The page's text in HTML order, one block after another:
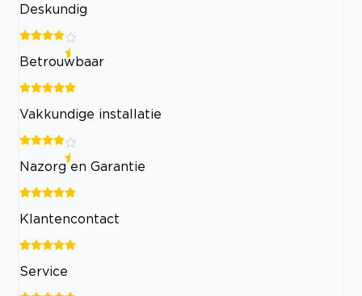
Deskundig
Betrouwbaar
Vakkundige installatie
Nazorg en Garantie
Klantencontact
Service